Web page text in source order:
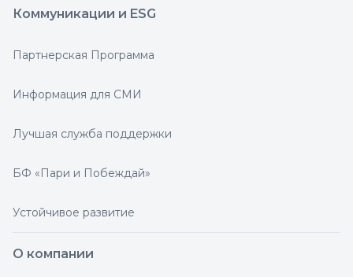
Коммуникации и ESG
Партнерская Программа
Информация для СМИ
Лучшая служба поддержки
БФ «Пари и Побеждай»
Устойчивое развитие
О компании